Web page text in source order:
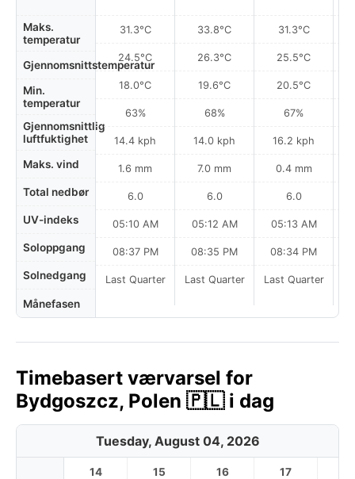
Maks.
temperatur
Gjennomsnittstemperatur
Min.
temperatur
Gjennomsnittlig
luftfuktighet
Maks. vind
Total nedbør
UV-indeks
Soloppgang
Solnedgang
Månefasen
31.3°C
24.5°C
18.0°C
63%
14.4 kph
1.6 mm
6.0
05:10 AM
08:37 PM
Last Quarter
33.8°C
26.3°C
19.6°C
68%
14.0 kph
7.0 mm
6.0
05:12 AM
08:35 PM
Last Quarter
31.3°C
25.5°C
20.5°C
67%
16.2 kph
0.4 mm
6.0
05:13 AM
08:34 PM
Last Quarter
Timebasert værvarsel for
Bydgoszcz, Polen 🇵🇱 i dag
Tuesday, August 04, 2026
14 15 16 17